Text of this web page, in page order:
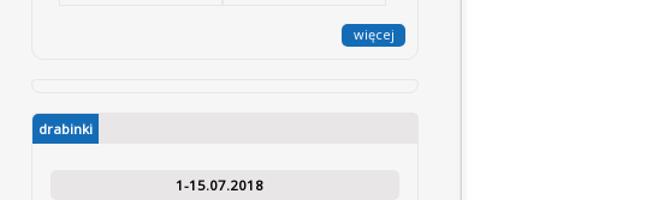
więcej
drabinki
1-15.07.2018